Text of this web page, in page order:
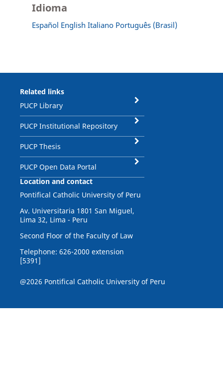
Idioma
Español English Italiano Português (Brasil)
Related links
PUCP Library
PUCP Institutional Repository
PUCP Thesis
PUCP Open Data Portal
Location and contact
Pontifical Catholic University of Peru
Av. Universitaria 1801 San Miguel,
Lima 32, Lima - Peru
Second Floor of the Faculty of Law
Telephone: 626-2000 extension
[5391]
@2026 Pontifical Catholic University of Peru